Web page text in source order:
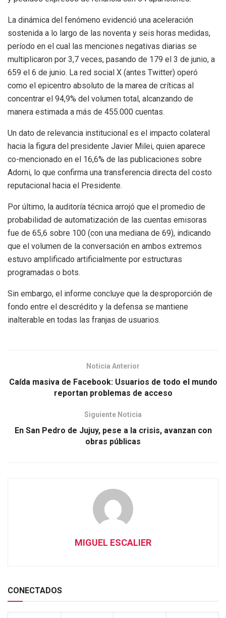
La dinámica del fenómeno evidenció una aceleración
sostenida a lo largo de las noventa y seis horas medidas,
período en el cual las menciones negativas diarias se
multiplicaron por 3,7 veces, pasando de 179 el 3 de junio, a
659 el 6 de junio. La red social X (antes Twitter) operó
como el epicentro absoluto de la marea de críticas al
concentrar el 94,9% del volumen total, alcanzando de
manera estimada a más de 455.000 cuentas.
Un dato de relevancia institucional es el impacto colateral
hacia la figura del presidente Javier Milei, quien aparece
co-mencionado en el 16,6% de las publicaciones sobre
Adorni, lo que confirma una transferencia directa del costo
reputacional hacia el Presidente.
Por último, la auditoría técnica arrojó que el promedio de
probabilidad de automatización de las cuentas emisoras
fue de 65,6 sobre 100 (con una mediana de 69), indicando
que el volumen de la conversación en ambos extremos
estuvo amplificado artificialmente por estructuras
programadas o bots.
Sin embargo, el informe concluye que la desproporción de
fondo entre el descrédito y la defensa se mantiene
inalterable en todas las franjas de usuarios.
Noticia Anterior
Caída masiva de Facebook: Usuarios de todo el mundo
reportan problemas de acceso
Siguiente Noticia
En San Pedro de Jujuy, pese a la crisis, avanzan con
obras públicas
MIGUEL ESCALIER
CONECTADOS